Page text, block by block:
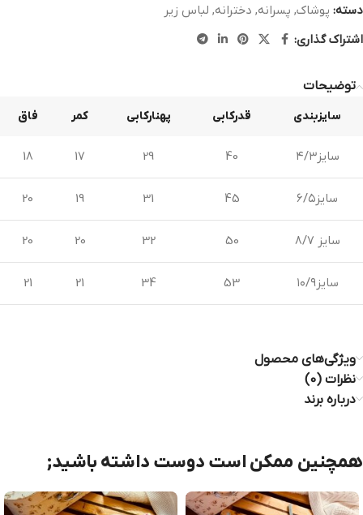
دسته: پوشاک, پسرانه, دخترانه, لباس زیر
اشتراک گذاری:
توضیحات
سایزبندی قدرکابی پهنارکابی کمر فاق
سایز۴/۳ 40
29
17
18
سایز۶/۵ 45
31
19
20
سایز ۸/۷ 50
32
20
20
سایز۱۰/۹ 53
34
21
21
ویژگی‌های محصول
نظرات (0)
درباره برند
همچنین ممکن است دوست داشته باشید;